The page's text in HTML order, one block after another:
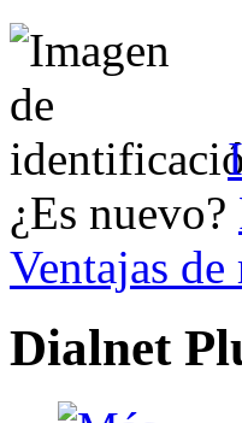
¿Es nuevo?
Ventajas de
Dialnet